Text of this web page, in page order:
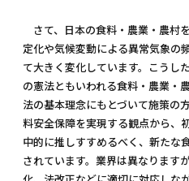
さて、日本の食料・農業・農村
定化や気候変動による異常気象の
て大きく変化しています。こうし
の憲法ともいわれる食料・農業・
法の基本理念にもとづいて施策の
料安全保障を実現する観点から、
中的に推しすすめるべく、新たな
されています。業界は異なります